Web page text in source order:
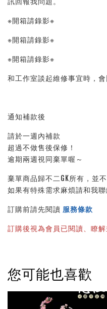
※開箱請錄影※
※開箱請錄影※
※開箱請錄影※
和工作室談起維修事宜時，會
通知補款後
請於一週內補款
超過不做售後保修！
逾期兩週視同棄單喔～
棄單商品歸不二GK所有，並
如果有特殊需求麻煩請和我聯
訂購前請先閱讀 服務條款
訂購後視為會員已閱讀、瞭
您可能也喜歡